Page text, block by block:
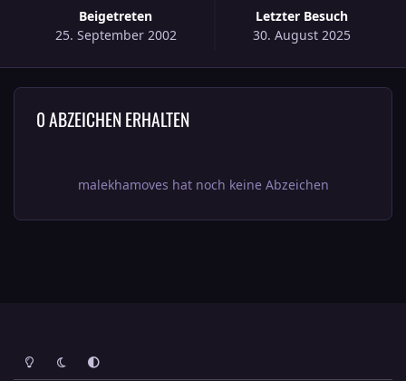
Beigetreten
25. September 2002
Letzter Besuch
30. August 2025
0 ABZEICHEN ERHALTEN
malekhamoves hat noch keine Abzeichen
Heller ModusDunkler ModusSystemeinstellung